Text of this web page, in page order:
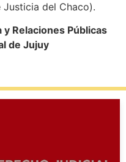
Justicia del Chaco).
Relaciones Públicas
de Jujuy